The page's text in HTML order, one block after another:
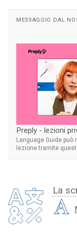
La
MESSAGGIO DAL
Preply - lezioni
Language Guide
lezione tramite